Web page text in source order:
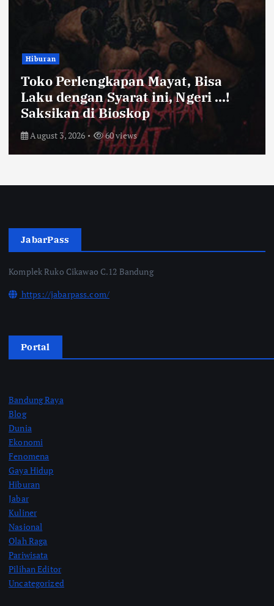
Bisa
Ngeri …!
Bandung Raya
Farhan Pastikan
Kota Bandung Aman
Ayam dan Timun
July 31, 2026
JabarPass
Komplek Ruko Cikawao C.12 Bandung
https://jabarpass.com/
Portal
Bandung Raya
Blog
Dunia
Ekonomi
Fenomena
Gaya Hidup
Hiburan
Jabar
Kuliner
Nasional
Olah Raga
Pariwisata
Pilihan Editor
Uncategorized